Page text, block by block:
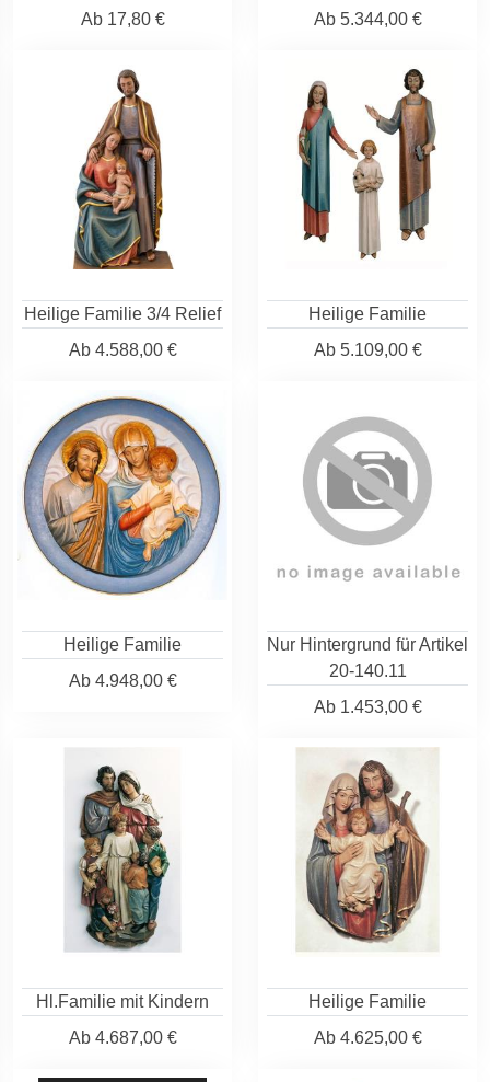
Ab17,80 € Ab5.344,00 €
Heilige Familie 3/4 Relief
Ab4.588,00 €
Heilige Familie
Ab5.109,00 €
Heilige Familie
Ab4.948,00 €
Nur Hintergrund für Artikel
20-140.11
Ab1.453,00 €
Hl.Familie mit Kindern
Ab4.687,00 €
Heilige Familie
Ab4.625,00 €